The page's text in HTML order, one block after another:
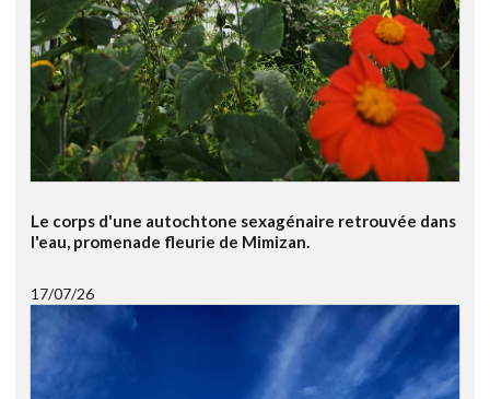
Le corps d'une autochtone sexagénaire retrouvée dans
l'eau, promenade fleurie de Mimizan.
17/07/26